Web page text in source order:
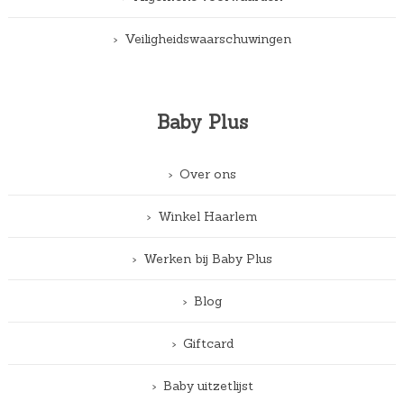
Veiligheidswaarschuwingen
Baby Plus
Over ons
Winkel Haarlem
Werken bij Baby Plus
Blog
Giftcard
Baby uitzetlijst